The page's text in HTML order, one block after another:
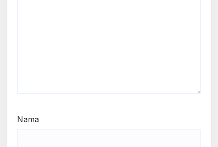
Nama